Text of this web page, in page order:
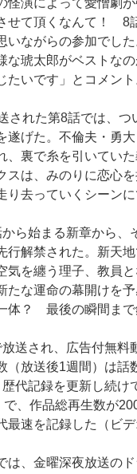
怪演によって愛憎劇
せて頂くなんて！ 8
いながらの参加でし
な琥太郎がベストな
たいです」とコメント
された第8話では、つ
遂げた。不倫夫・勇
、裏で糸を引いてい
スは、みのりに恋心
り去っていくシーンに
ら始まる新章から、
行解禁された。新天
気を纏う理子、教員
な運命の幕開けを
体？ 最後の瞬間まで
送され、広告付無料
（放送後1週間）は話
代記録を更新し続
で、作品総再生数が
最速を記録した（ビ
、金曜深夜放送の